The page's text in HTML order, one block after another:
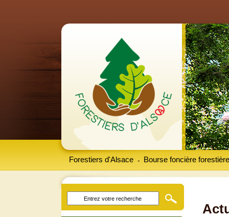
Forestiers d'Alsace Bourse foncière forestière
-